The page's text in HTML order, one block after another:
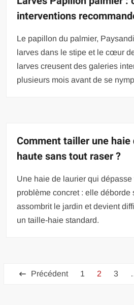
interventions
Le papillon du palmier,
larves dans le stipe et le cœur
larves creusent des galeries
plusieurs mois avant de se
Comment tailler une
haute sans tout raser ?
Une haie de laurier qui
problème concret : elle déborde
assombrit le jardin et devient
un taille-haie standard.
Pagination
Précédent 1 2 3